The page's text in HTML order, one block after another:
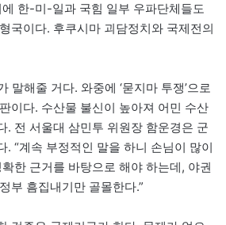
한-미-일과 국힘 일부 우파단체들도
국이다. 후쿠시마 괴담정치와 국제전의
말해줄 거다. 와중에 ‘묻지마 투쟁’으로
이다. 수산물 불신이 높아져 어민 수산
. 전 서울대 삼민투 위원장 함운경은 군
. “계속 부정적인 말을 하니 손님이 많이
한 근거를 바탕으로 해야 하는데, 야권
부 흠집내기만 골몰한다.”